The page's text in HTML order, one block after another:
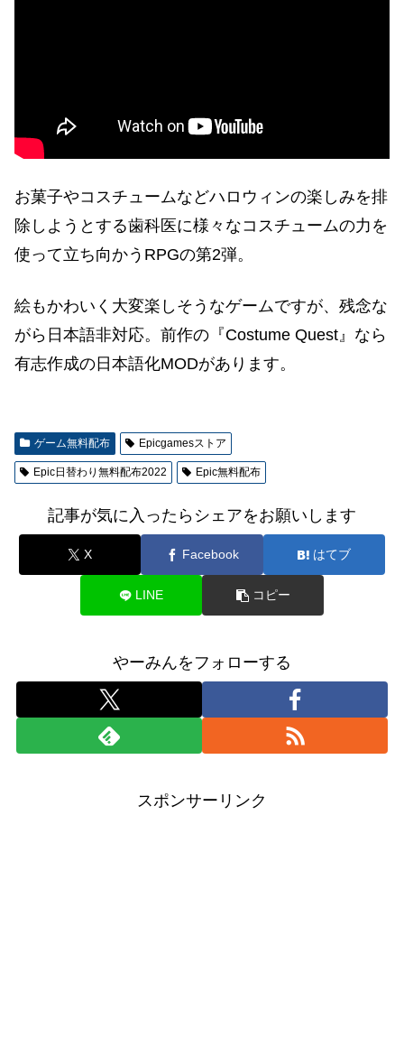
お菓子やコスチュームなどハロウィンの楽しみを排
除しようとする歯科医に様々なコスチュームの力を
使って立ち向かうRPGの第2弾。
絵もかわいく大変楽しそうなゲームですが、残念な
がら日本語非対応。前作の『Costume Quest』なら
有志作成の日本語化MODがあります。
ゲーム無料配布 Epicgamesストア
Epic日替わり無料配布2022 Epic無料配布
記事が気に入ったらシェアをお願いします
X Facebook はてブ
LINE コピー
やーみんをフォローする
スポンサーリンク